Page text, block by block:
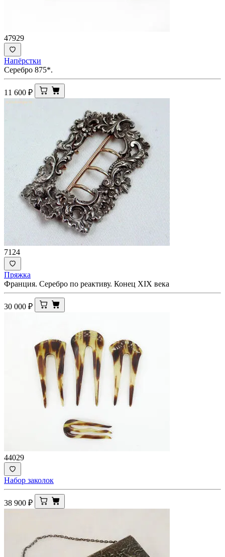
47929
Напёрстки
Серебро 875*.
11 600 ₽
7124
Пряжка
Франция. Серебро по реактиву. Конец XIX века
30 000 ₽
44029
Набор заколок
38 900 ₽